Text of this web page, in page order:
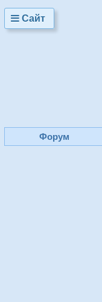
Сайт
Форум